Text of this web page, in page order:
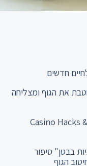
את הגוף ומצליחה
Casino Hacks
שומן ל"קוביות בבטן" סיפור
הגוף